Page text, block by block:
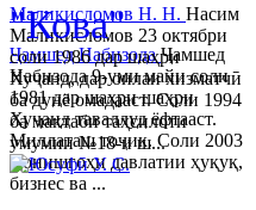
Ҷамшед НабизодаҶамшед
Набизода 9-уми майи соли
1981 дар шаҳри шаҳри
Хуҷанд таваллуд ёфтааст.
Миллаташ тоҷик. Соли 2003
Донишгоҳи давлатии ҳуқуқ,
бизнес ва ...
Маликисломов Н. Н. Насим
Маликисломов 23 октябри
соли 1986 дар шаҳри
Хуҷанд, дар оилаи хизматчӣ
ба дунё омадааст. Соли 1994
ба мактаби таҳсилоти
умумии №18-и ш...
"Кова"